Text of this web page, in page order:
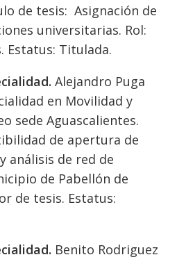
de tesis: Asignación de
universitarias. Rol:
Estatus: Titulada.
Alejandro Puga
en Movilidad y
sede Aguascalientes.
de apertura de
análisis de red de
de Pabellón de
de tesis. Estatus:
Benito Rodriguez